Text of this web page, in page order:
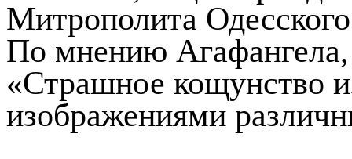
Митрополита
По мнению Агафангела,
«Страшное кощунство
изображениями